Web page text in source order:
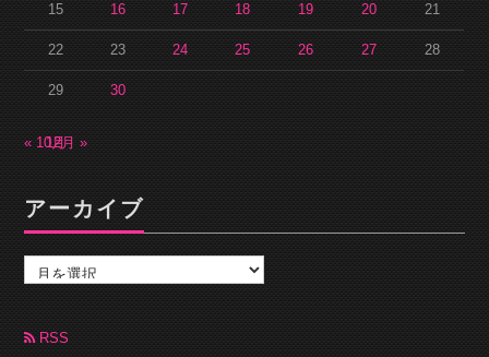
15 16 17 18 19 20 21
22 23 24 25 26 27 28
29 30
« 10月12月 »
アーカイブ
カ
ブ RSS